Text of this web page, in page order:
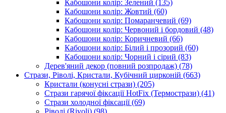
Кабошони колір: Зелений (135)
Кабошони колір: Жовтий (60)
Кабошони колір: Помаранчевий (69)
Кабошони колір: Червоний і бордовий (48)
Кабошони колір: Коричневий (66)
Кабошони колір: Білий і прозорий (60)
Кабошони колір: Чорний і сірий (83)
Дерев'яний декор (повний розпродаж) (78)
Стрази, Ріволі, Кристали, Кубічний цирконій (663)
Кристали (конусні стрази) (205)
Стрази гарячої фіксації HotFix (Термострази) (41)
Стрази холодної фіксації(69)
Ріволі (Rivoli) (98)